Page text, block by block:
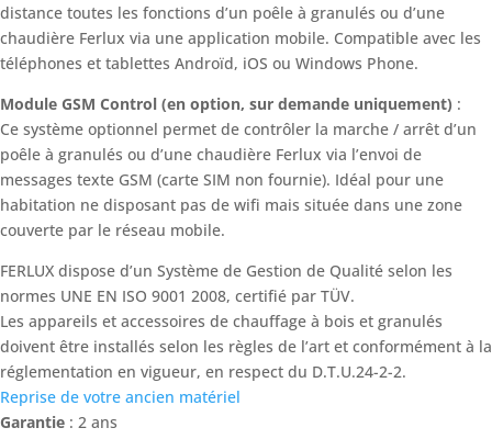
distance toutes les fonctions d’un poêle à granulés ou d’une
chaudière Ferlux via une application mobile. Compatible avec les
téléphones et tablettes Androïd, iOS ou Windows Phone.
Module GSM Control (en option, sur demande uniquement) :
Ce système optionnel permet de contrôler la marche / arrêt d’un
poêle à granulés ou d’une chaudière Ferlux via l’envoi de
messages texte GSM (carte SIM non fournie). Idéal pour une
habitation ne disposant pas de wifi mais située dans une zone
couverte par le réseau mobile.
FERLUX dispose d’un Système de Gestion de Qualité selon les
normes UNE EN ISO 9001 2008, certifié par TÜV.
Les appareils et accessoires de chauffage à bois et granulés
doivent être installés selon les règles de l’art et conformément à la
réglementation en vigueur, en respect du D.T.U.24-2-2.
Reprise de votre ancien matériel
Garantie : 2 ans